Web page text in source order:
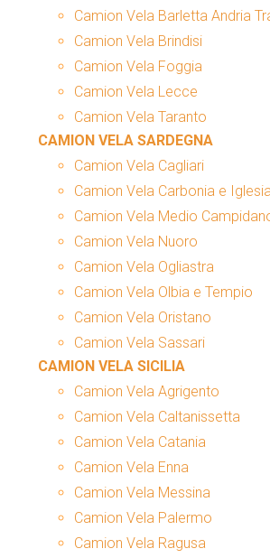
Camion Vela Barletta Andria
Camion Vela Brindisi
Camion Vela Foggia
Camion Vela Lecce
Camion Vela Taranto
CAMION VELA SARDEGNA
Camion Vela Cagliari
Camion Vela Carbonia e
Camion Vela Medio
Camion Vela Nuoro
Camion Vela Ogliastra
Camion Vela Olbia e Tempio
Camion Vela Oristano
Camion Vela Sassari
CAMION VELA SICILIA
Camion Vela Agrigento
Camion Vela Caltanissetta
Camion Vela Catania
Camion Vela Enna
Camion Vela Messina
Camion Vela Palermo
Camion Vela Ragusa